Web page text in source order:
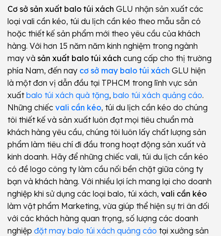
Cơ sở sản xuất balo túi xách GLU nhận sản xuất các
loại vali cần kéo, túi du lịch cần kéo theo mẫu sẵn có
hoặc thiết kế sản phẩm mới theo yêu cầu của khách
hàng. Với hơn 15 năm năm kinh nghiệm trong ngành
may và sản xuất balo túi xách cung cấp cho thị trường
phía Nam, đến nay cơ sở may balo túi xách GLU hiện
là một đơn vị dẫn đầu tại TPHCM trong lĩnh vực sản
xuấtbalo túi xách quà tặng, balo túi xách quảng cáo.
Những chiếc vali cần kéo, túi du lịch cần kéo do chúng
tôi thiết kế và sản xuất luôn đạt mọi tiêu chuẩn mà
khách hàng yêu cầu, chúng tôi luôn lấy chất lượng sản
phẩm làm tiêu chí đi đầu trong hoạt động sản xuất và
kinh doanh. Hãy để những chiếc vali, túi du lịch cần kéo
có đề logo công ty làm cầu nối bền chặt giữa công ty
bạn và khách hàng. Với nhiều lợi ích mang lại cho doanh
nghiệp khi sử dụng các loại balo, túi xách, vali cần kéo
làm vật phẩm Marketing, vừa giúp thể hiện sự tri ân đối
với các khách hàng quan trọng, số lượng các doanh
nghiệp đặt may balo túi xách quảng cáo tại xưởng sản